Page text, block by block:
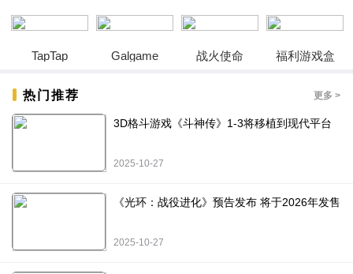
TapTap Galgame 战火使命 福利游戏盒
热门推荐 更多 >
3D格斗游戏《斗神传》1-3将移植到现代平台
2025-10-27
《光环：战役进化》预告发布 将于2026年发售
2025-10-27